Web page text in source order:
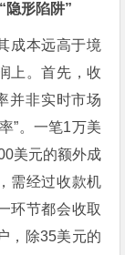
隐形陷阱”
成本远高于境
上。首先，收
并非实时市场
”。一笔1万美
美元的额外成
需经过收款机
环节都会收取
，除35美元的